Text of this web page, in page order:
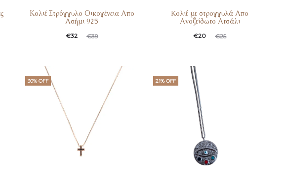
Κολιέ Στρόγγυλο Οικογένεια Απο
Ασήμι 925
€39
€32
Koλιέ με στρογγυλά Απο
Ανοξείδωτο Ατσάλι
€25
€20
30% OFF 21% OFF